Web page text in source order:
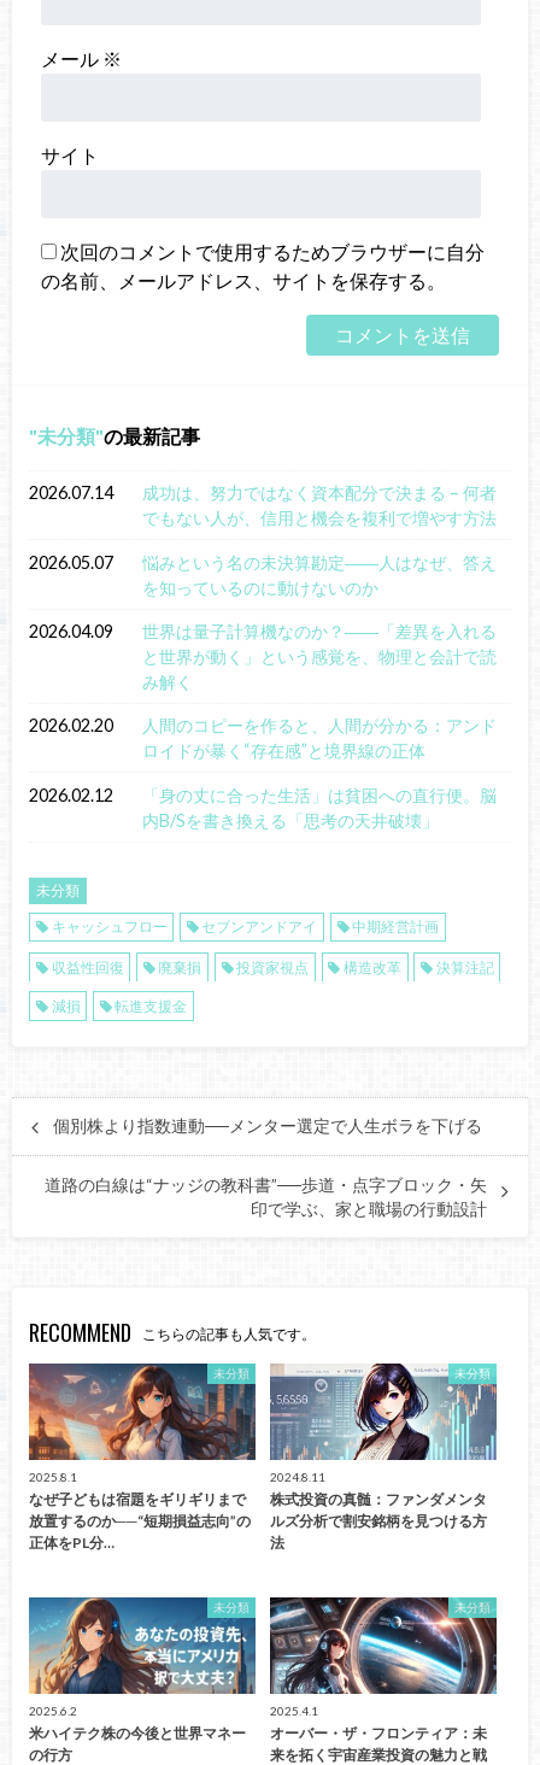
メール ※
サイト
次回のコメントで使用するためブラウザーに自分
の名前、メールアドレス、サイトを保存する。
未分類 の最新記事
2026.07.14
成功は、努力ではなく資本配分で決まる – 何者
でもない人が、信用と機会を複利で増やす方法
2026.05.07
悩みという名の未決算勘定――人はなぜ、答え
を知っているのに動けないのか
2026.04.09
世界は量子計算機なのか？――「差異を入れる
と世界が動く」という感覚を、物理と会計で読
み解く
2026.02.20
人間のコピーを作ると、人間が分かる：アンド
ロイドが暴く“存在感”と境界線の正体
2026.02.12
「身の丈に合った生活」は貧困への直行便。脳
内B/Sを書き換える「思考の天井破壊」
未分類
キャッシュフロー
セブンアンドアイ 中期経営計画
収益性回復 廃棄損 投資家視点 構造改革 決算注記
減損 転進支援金
個別株より指数連動──メンター選定で人生ボラを下げる
道路の白線は“ナッジの教科書”──歩道・点字ブロック・矢
印で学ぶ、家と職場の行動設計
RECOMMEND こちらの記事も人気です。
未分類
2025.8.1
なぜ子どもは宿題をギリギリまで
放置するのか──“短期損益志向”の
正体をPL分…
未分類
2024.8.11
株式投資の真髄：ファンダメンタ
ルズ分析で割安銘柄を見つける方
法
未分類
2025.6.2
米ハイテク株の今後と世界マネー
の行方
未分類
2025.4.1
オーバー・ザ・フロンティア：未
来を拓く宇宙産業投資の魅力と戦